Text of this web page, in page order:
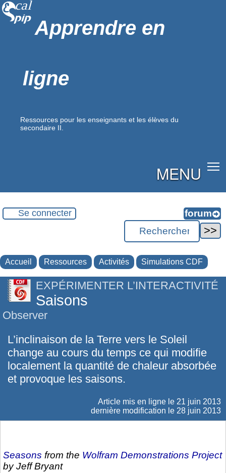
Apprendre en
ligne
Ressources pour les enseignants et les élèves du
secondaire II.
MENU
Se connecter
Accueil Ressources Activités Simulations CDF
EXPÉRIMENTER L’INTERACTIVITÉ
Saisons
Observer
L’inclinaison de la Terre vers le Soleil
change au cours du temps ce qui modifie
localement la quantité de chaleur absorbée
et provoque les saisons.
Article mis en ligne le 21 juin 2013
dernière modification le 28 juin 2013
Seasons from the Wolfram Demonstrations Project
by Jeff Bryant